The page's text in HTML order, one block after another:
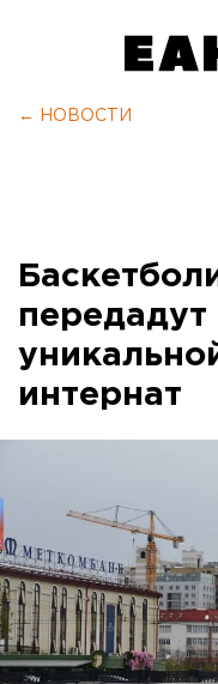
← НОВОСТИ
передадут
интернат